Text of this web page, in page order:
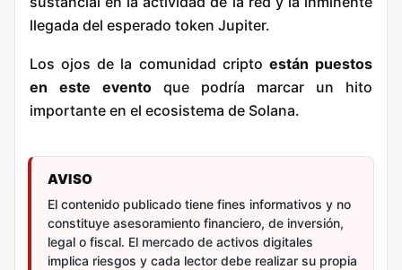
llegada del esperado token Jupiter.
Los ojos de la comunidad cripto están puestos
en este evento que podría marcar un hito
importante en el ecosistema de Solana.
AVISO
El contenido publicado tiene fines informativos y no
constituye asesoramiento financiero, de inversión,
legal o fiscal. El mercado de activos digitales
implica riesgos y cada lector debe realizar su propia